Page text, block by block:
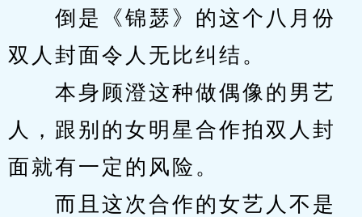
倒是《锦瑟》的这个八月份
双人封面令人无比纠结。
本身顾澄这种做偶像的男艺
人，跟别的女明星合作拍双人封
面就有一定的风险。
而且这次合作的女艺人不是